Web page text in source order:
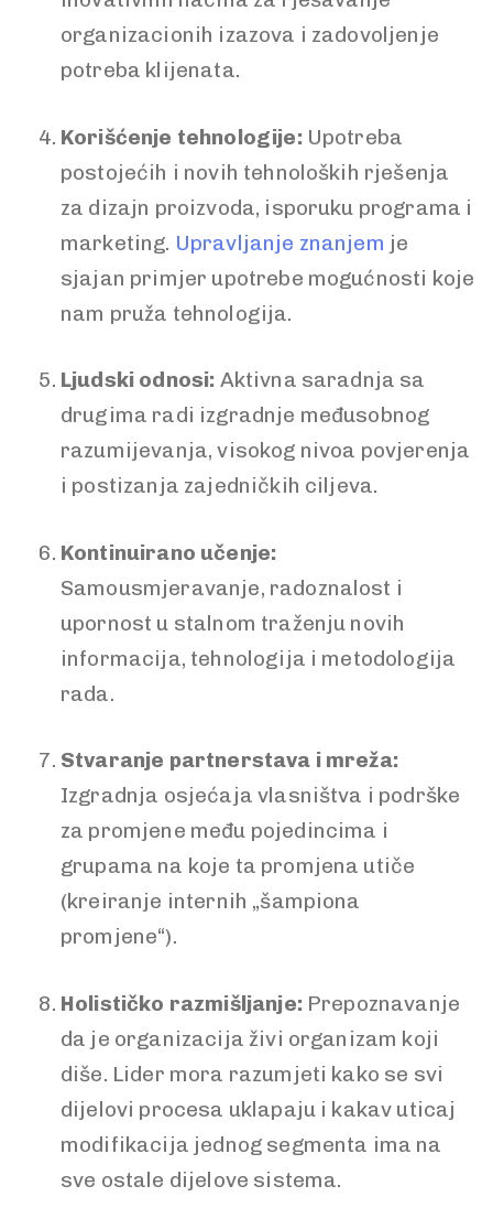
organizacionih izazova i zadovoljenje
potreba klijenata.
Korišćenje tehnologije:Upotreba
postojećih i novih tehnoloških rješenja
za dizajn proizvoda, isporuku programa i
marketing. Upravljanje znanjem je
sjajan primjer upotrebe mogućnosti koje
nam pruža tehnologija.
Ljudski odnosi: Aktivna saradnja sa
drugima radi izgradnje međusobnog
razumijevanja, visokog nivoa povjerenja
i postizanja zajedničkih ciljeva.
Kontinuirano učenje:
Samousmjeravanje, radoznalost i
upornost u stalnom traženju novih
informacija, tehnologija i metodologija
rada.
Stvaranje partnerstava i mreža:
Izgradnja osjećaja vlasništva i podrške
za promjene među pojedincima i
grupama na koje ta promjena utiče
(kreiranje internih „šampiona
promjene“).
Holističko razmišljanje:Prepoznavanje
da je organizacija živi organizam koji
diše. Lider mora razumjeti kako se svi
dijelovi procesa uklapaju i kakav uticaj
modifikacija jednog segmenta ima na
sve ostale dijelove sistema.